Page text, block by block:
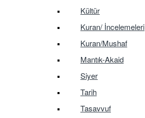
Kültür
Kuran/ İncelemeleri
Kuran/Mushaf
Mantık-Akaid
Siyer
Tarih
Tasavvuf